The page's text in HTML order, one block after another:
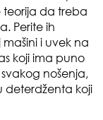
teorija da treba
Perite ih
i uvek na
koji ima puno
nošenja,
deterdženta koji